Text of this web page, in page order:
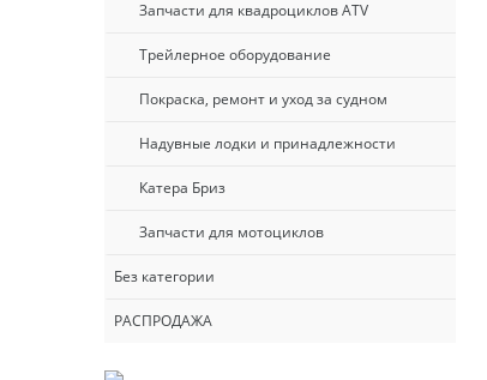
Запчасти для квадроциклов ATV
Трейлерное оборудование
Покраска, ремонт и уход за судном
Надувные лодки и принадлежности
Катера Бриз
Запчасти для мотоциклов
Без категории
РАСПРОДАЖА